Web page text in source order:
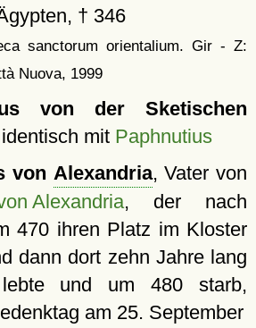
† 346
sanctorum orientalium. Gir - Z:
Nuova, 1999
von der Sketischen
mit Paphnutius
von Alexandria, Vater von
Alexandria, der nach
470 ihren Platz im Kloster
dann dort zehn Jahre lang
und um 480 starb,
am 25. September